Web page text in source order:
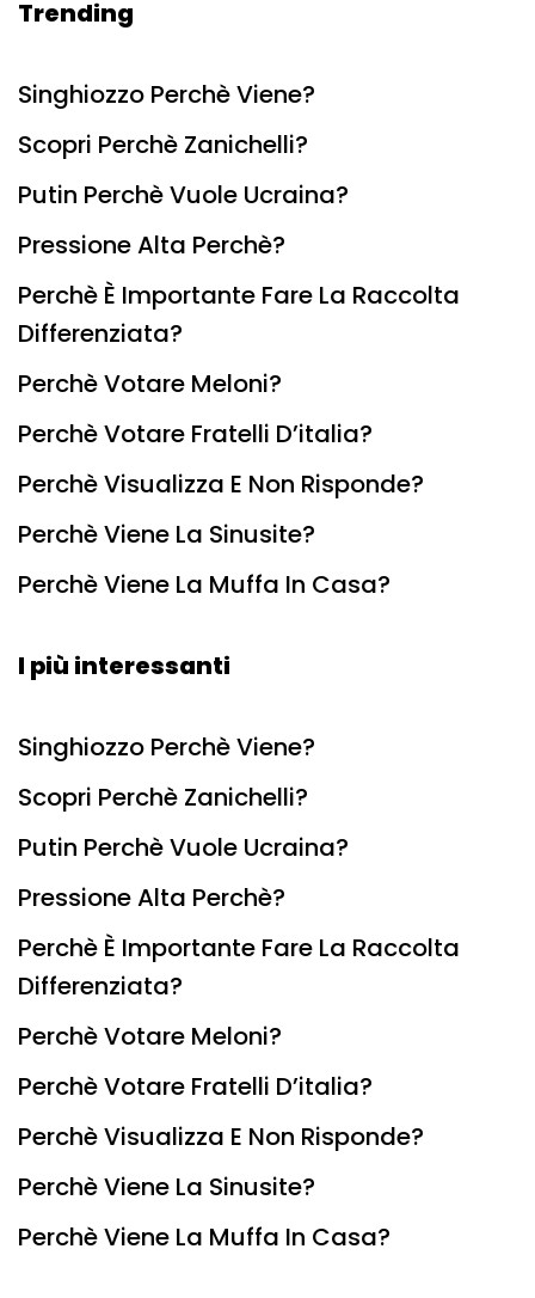
Trending
Singhiozzo Perchè Viene?
Scopri Perchè Zanichelli?
Putin Perchè Vuole Ucraina?
Pressione Alta Perchè?
Perchè È Importante Fare La Raccolta
Differenziata?
Perchè Votare Meloni?
Perchè Votare Fratelli D’italia?
Perchè Visualizza E Non Risponde?
Perchè Viene La Sinusite?
Perchè Viene La Muffa In Casa?
I più interessanti
Singhiozzo Perchè Viene?
Scopri Perchè Zanichelli?
Putin Perchè Vuole Ucraina?
Pressione Alta Perchè?
Perchè È Importante Fare La Raccolta
Differenziata?
Perchè Votare Meloni?
Perchè Votare Fratelli D’italia?
Perchè Visualizza E Non Risponde?
Perchè Viene La Sinusite?
Perchè Viene La Muffa In Casa?